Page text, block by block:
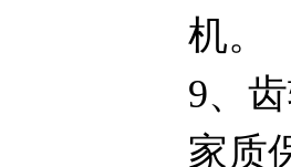
机。
9、
家质